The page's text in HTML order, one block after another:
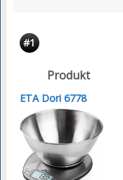
#1
Produkt
ETA Dori 6778